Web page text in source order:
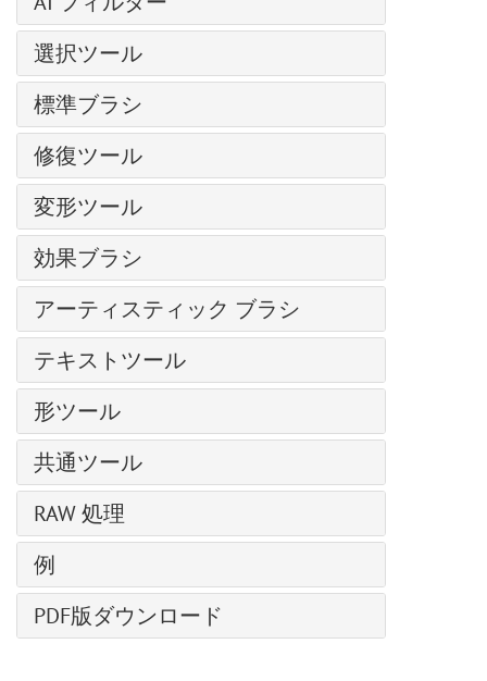
カメレオンブラシ
プラグインの導入方法
テクスチャブラシ
ブラシエディター: シェイプを選択
ブラシエディター: 楕円形
シャドウに関する効果
シャープ効果、二階調効果
様式化に関する効果
ディスト―ション
ぼかし効果
Points プラグイン
Enhancer プラグイン
Neon プラグイン
NatureArt プラグイン
LightShop プラグイン
HDRFactory プラグイン
AirBrush プラグイン
整列ツールのオプション
白黒による調整
しきい値による調整
グラデーション マップ
非彩色
カラー マッチ
色の置き換え
均一化
ディスト―ション
ドロップシャドウ
グラマー効果
グリッチアート
ハイパス
レンズ補正
ノイズ
ページカール
ピクセル化
シャドウとハイライト
シャープ効果
テクスチャ塗りつぶし
二階調
内蔵 プラグイン
外部プラグイン
イメージを拡大
JPEG アーティファクト除去
モーション デブラー
ノイズ除去
選択ツール
基本選択ツール
自動選択ツール
クイック選択ツール
被写体の選択 AI
主被写体を選択 AI
色範囲
エッジの微調整
選択範囲の修正
選択コマンド
標準ブラシ
カラーブラシ
色鉛筆
スプレーツール
再カラーブラシ
テクスチャブラシ
消しゴム
履歴ブラシ
塗りつぶし
グラデーションでの塗りつぶし
クローンスタンプ
カメレオン ブラシ
ぼかしツール
シャープツール
指先ツール
覆い焼きツール
焼きこみツール
修復ツール
調整ブラシ
スポットリムーバー
赤目除去
歯のホワイトニング
変形ツール
手前に変形
奥に変形
膨張変形
しわ変形
ねじり変形
変形再構成
効果ブラシ
フラッフィー ブラシ
ヘア ブラシ
ブリストル ブラシ
スレッド ブラシ
ベール ブラシ
スモーク ブラシ
スパークル ブラシ
エナジー ブラシ
アーティスティック ブラシ
油絵用ブラシ
ローラー
フェルトペン
チョーク
鉛筆(アーティスティック)
スプレー(アーティスティック)
指先ツール (アーティスティック)
テキストツール
テキストツール
パス上にテキスト ツール
形ツール
形の編集
形の塗りつぶし
ストローク
共通ツール
整列ツール
移動ツール
切り取りツール
遠近法の切り取り
変形
RAW 処理
全般設定
色調カーブ
ディテール
例
天候を変更
AliveColors で写真を白黒に変換する5つの方法
PDF版ダウンロード